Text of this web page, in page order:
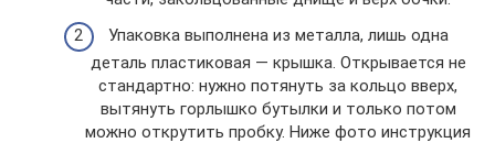
Упаковка выполнена из металла, лишь одна
деталь пластиковая — крышка. Открывается не
стандартно: нужно потянуть за кольцо вверх,
вытянуть горлышко бутылки и только потом
можно открутить пробку. Ниже фото инструкция